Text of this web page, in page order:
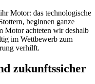
Motor: das technologische
beginnen ganze
Motor achteten wir deshalb
im Wettbewerb zum
verhilft.
zukunftssicher